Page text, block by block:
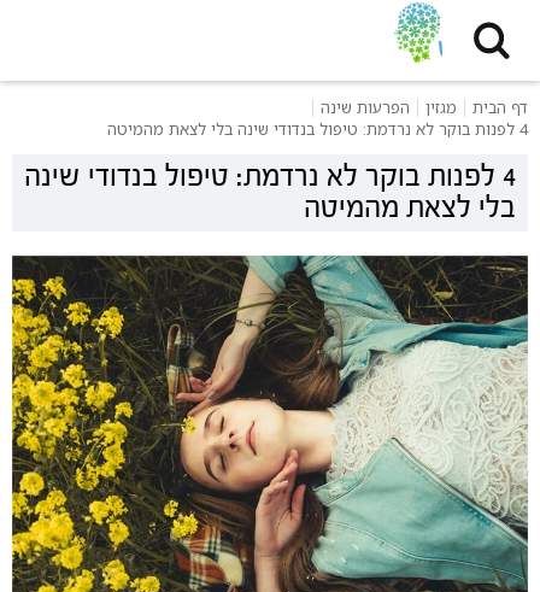
דף הבית מגזין
הפרעות שינה
4 לפנות בוקר לא נרדמת: טיפול בנדודי שינה בלי לצאת מהמיטה
4 לפנות בוקר לא נרדמת: טיפול בנדודי שינה
בלי לצאת מהמיטה